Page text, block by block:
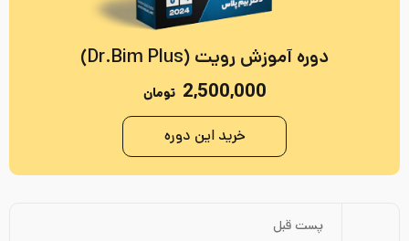
دوره آموزش رویت (Dr.Bim Plus)
2,500,000 تومان
خرید این دوره
پست قبل